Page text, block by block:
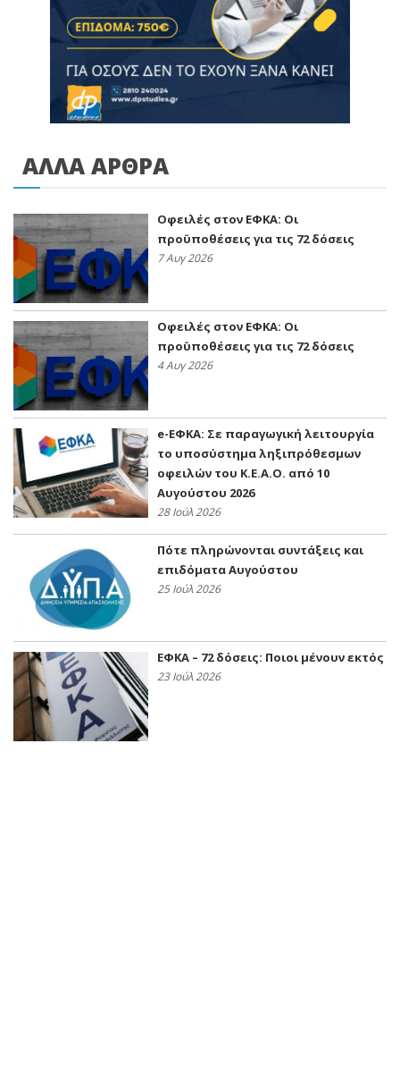
ΑΛΛΑ ΑΡΘΡΑ
Οφειλές στον ΕΦΚΑ: Οι
προϋποθέσεις για τις 72 δόσεις
7 Αυγ 2026
Οφειλές στον ΕΦΚΑ: Οι
προϋποθέσεις για τις 72 δόσεις
4 Αυγ 2026
e-ΕΦΚΑ: Σε παραγωγική λειτουργία
το υποσύστημα ληξιπρόθεσμων
οφειλών του Κ.Ε.Α.Ο. από 10
Αυγούστου 2026
28 Ιούλ 2026
Πότε πληρώνονται συντάξεις και
επιδόματα Αυγούστου
25 Ιούλ 2026
ΕΦΚΑ – 72 δόσεις: Ποιοι μένουν εκτός
23 Ιούλ 2026